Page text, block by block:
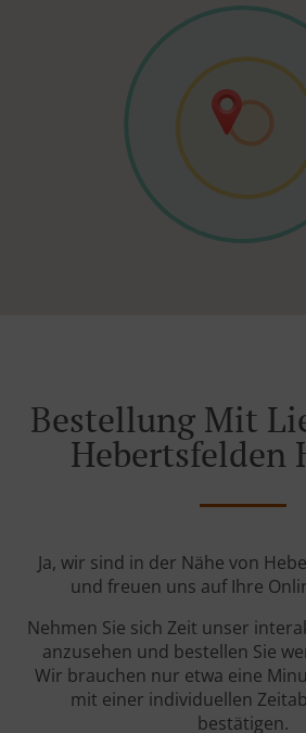
Bestellung Mit
Hebertsfelden
Ja, wir sind in der Nähe von
und freuen uns auf Ihre
Nehmen Sie sich Zeit unser
anzusehen und bestellen Sie
Wir brauchen nur etwa eine
mit einer individuellen
bestätigen.